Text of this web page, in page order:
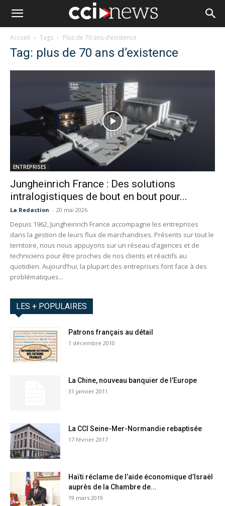
Accueil Tags Plus de 70 ans d’existence
Tag: plus de 70 ans d’existence
ENTREPRISES
Jungheinrich France : Des solutions
intralogistiques de bout en bout pour...
La Redaction - 20 mai 2026
Depuis 1962, Jungheinrich France accompagne les entreprises
dans la gestion de leurs flux de marchandises. Présents sur tout le
territoire, nous nous appuyons sur un réseau d’agences et de
techniciens pour être proches de nos clients et réactifs au
quotidien. Aujourd’hui, la plupart des entreprises font face à des
problématiques...
LES + POPULAIRES
Patrons français au détail
1 décembre 2010
La Chine, nouveau banquier de l’Europe
31 janvier 2011
La CCI Seine-Mer-Normandie rebaptisée
17 février 2017
Haïti réclame de l’aide économique d’Israël
auprès de la Chambre de...
19 mars 2019